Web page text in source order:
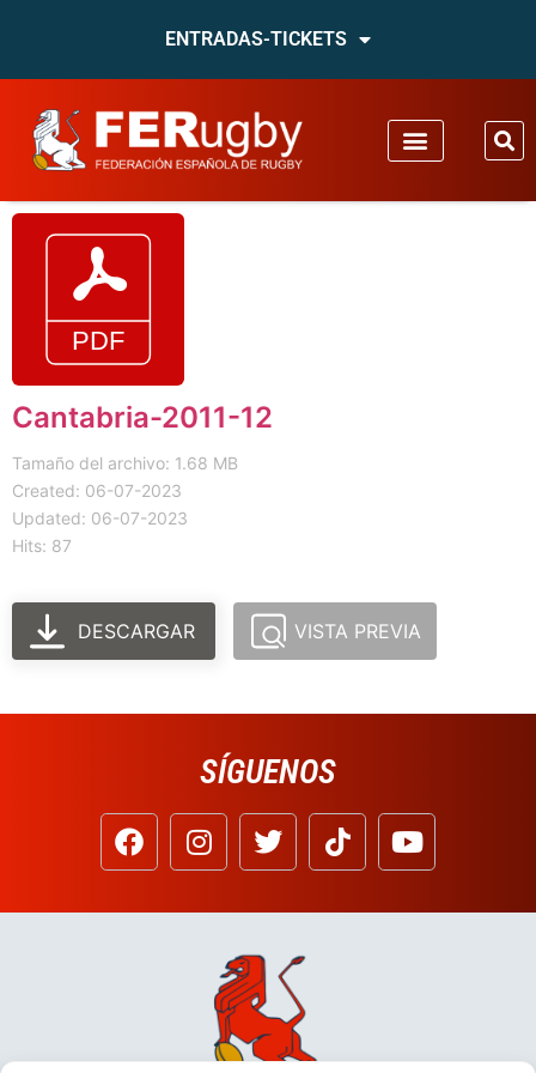
ENTRADAS-TICKETS
Cantabria-2011-12
Tamaño del archivo: 1.68 MB
Created: 06-07-2023
Updated: 06-07-2023
Hits: 87
DESCARGAR VISTA PREVIA
SÍGUENOS